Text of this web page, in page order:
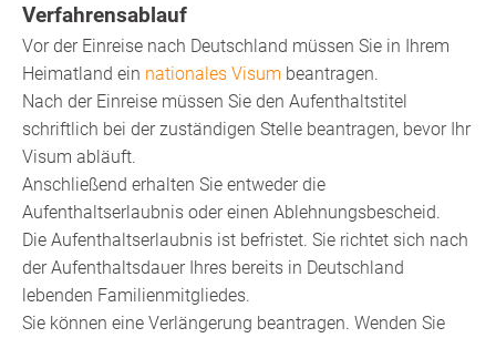
Verfahrensablauf
Vor der Einreise nach Deutschland müssen Sie in Ihrem
Heimatland ein nationales Visum beantragen.
Nach der Einreise müssen Sie den Aufenthaltstitel
schriftlich bei der zuständigen Stelle beantragen, bevor Ihr
Visum abläuft.
Anschließend erhalten Sie entweder die
Aufenthaltserlaubnis oder einen Ablehnungsbescheid.
Die Aufenthaltserlaubnis ist befristet. Sie richtet sich nach
der Aufenthaltsdauer Ihres bereits in Deutschland
lebenden Familienmitgliedes.
Sie können eine Verlängerung beantragen. Wenden Sie